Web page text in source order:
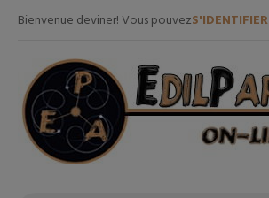
Bienvenue deviner! Vous pouvezS'IDENTIFIER